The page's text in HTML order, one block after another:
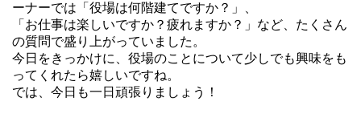
ーナーでは「役場は何階建てですか？」、
「お仕事は楽しいですか？疲れますか？」など、たくさん
の質問で盛り上がっていました。
今日をきっかけに、役場のことについて少しでも興味をも
ってくれたら嬉しいですね。
では、今日も一日頑張りましょう！